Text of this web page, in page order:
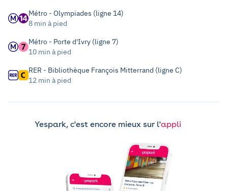
Métro - Olympiades (ligne 14)
8 min à pied
Métro - Porte d'Ivry (ligne 7)
10 min à pied
RER - Bibliothèque François Mitterrand (ligne C)
12 min à pied
Yespark, c'est encore mieux sur l'appli